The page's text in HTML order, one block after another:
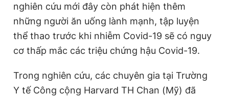
nghiên cứu mới đây còn phát hiện thêm
những người ăn uống lành mạnh, tập luyện
thể thao trước khi nhiễm Covid-19 sẽ có nguy
cơ thấp mắc các triệu chứng hậu Covid-19.
Trong nghiên cứu, các chuyên gia tại Trường
Y tế Công cộng Harvard TH Chan (Mỹ) đã